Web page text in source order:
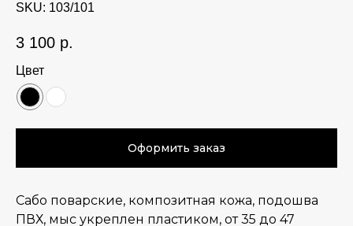
SKU: 103/101
3 100 р.
Цвет
Оформить заказ
Сабо поварские, композитная кожа, подошва
ПВХ, мыс укреплен пластиком, от 35 до 47